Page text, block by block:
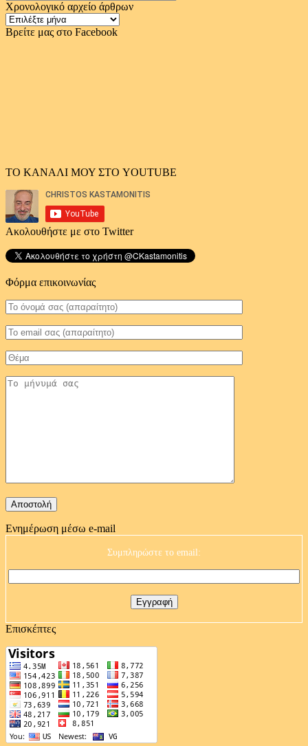
Χρονολογικό αρχείο άρθρων
Χρονολογικό
αρχείο
Βρείτε μας στο Facebook
ΤΟ ΚΑΝΑΛΙ ΜΟΥ ΣΤΟ YOUTUBE
Ακολουθήστε με στο Twitter
Φόρμα επικοινωνίας
Ενημέρωση μέσω e-mail
Συμπληρώστε το email:
Επισκέπτες